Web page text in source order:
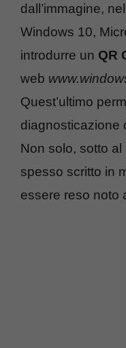
dall’immagine,
Windows 10,
introdurre un QR
web
Quest’ultimo
diagnosticazione
Non solo, sotto
spesso scritto in
essere reso noto